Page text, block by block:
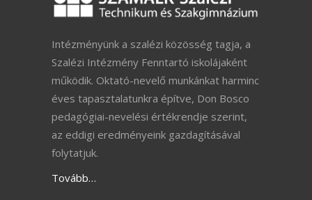
Intézményünk a szalézi közösség tagja, a
Szalézi Intézmény Fenntartó iskolájaként
működik. Oktató-nevelő munkánkat harminc
éves tapasztalatunkra építve, Don Bosco
pedagógiai-nevelési értékrendje szerint,
az eddigi eredményeink gazdagításával
folytatjuk.
Tovább…